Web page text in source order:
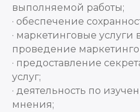
выполняемой работы;
· обеспечение
· маркетинговые
проведение
· предоставление
услуг;
· деятельность по
мнения;